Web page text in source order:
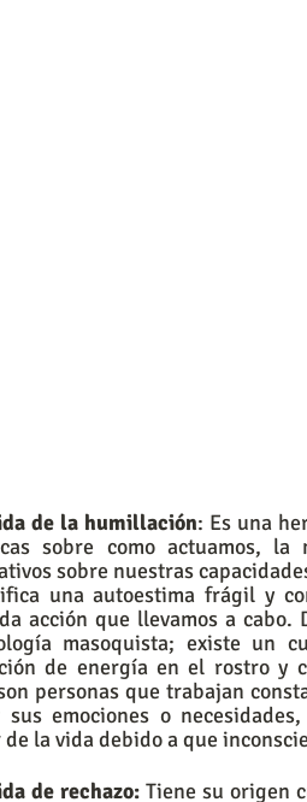
de la humillación: Es una
sobre como actuamos, la
sobre nuestras
una autoestima frágil y
acción que llevamos a
masoquista; existe un
de energía en el rostro y
personas que trabajan
sus emociones o
la vida debido a que
de rechazo: Tiene su origen